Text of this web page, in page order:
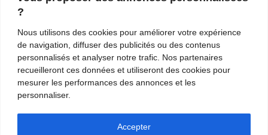
?
Nous utilisons des cookies pour améliorer votre expérience
de navigation, diffuser des publicités ou des contenus
personnalisés et analyser notre trafic. Nos partenaires
recueilleront ces données et utiliseront des cookies pour
mesurer les performances des annonces et les
personnaliser.
Accepter
et de tendances. Notre équipe de journalistes vous
propose quotidiennement de suivre l'actualité en
France et à l'international.
Contactez-nous:contact@axonpost.com